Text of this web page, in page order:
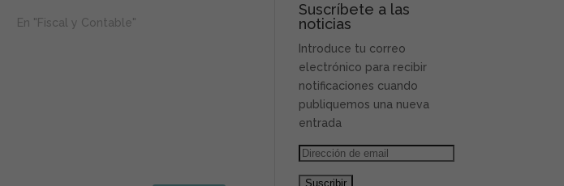
En "Fiscal y Contable"
Suscríbete a las
noticias
Introduce tu correo
electrónico para recibir
notificaciones cuando
publiquemos una nueva
entrada
Dirección